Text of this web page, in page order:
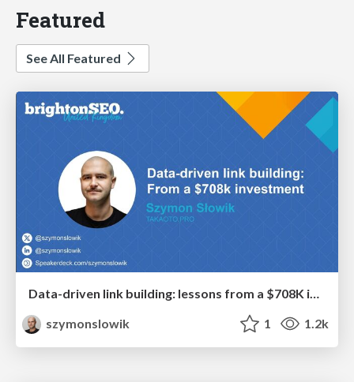
Featured
See All Featured
Data-driven link building: lessons from a $708K investment (BrightonSEO talk)
szymonslowik
1 1.2k